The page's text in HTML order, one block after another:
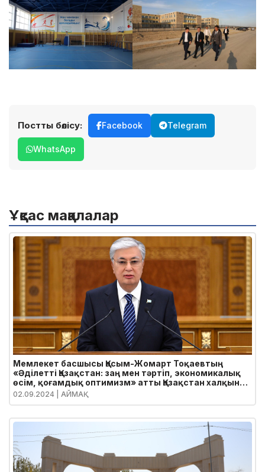
Постты бөлісу: Facebook Telegram
WhatsApp
Ұқсас мақалалар
Мемлекет басшысы Қасым-Жомарт Тоқаевтың
«Әділетті Қазақстан: заң мен тәртіп, экономикалық
өсім, қоғамдық оптимизм» атты Қазақстан халқына
Жолдауы
02.09.2024 | АЙМАҚ